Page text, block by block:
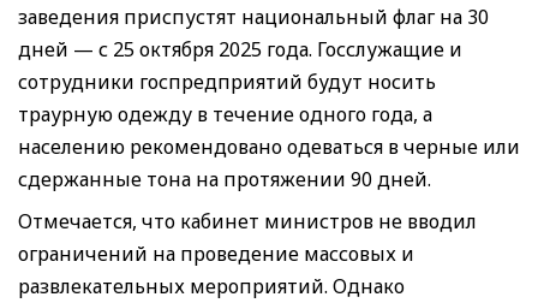
заведения приспустят национальный флаг на 30
дней — с 25 октября 2025 года. Госслужащие и
сотрудники госпредприятий будут носить
траурную одежду в течение одного года, а
населению рекомендовано одеваться в черные или
сдержанные тона на протяжении 90 дней.
Отмечается, что кабинет министров не вводил
ограничений на проведение массовых и
развлекательных мероприятий. Однако